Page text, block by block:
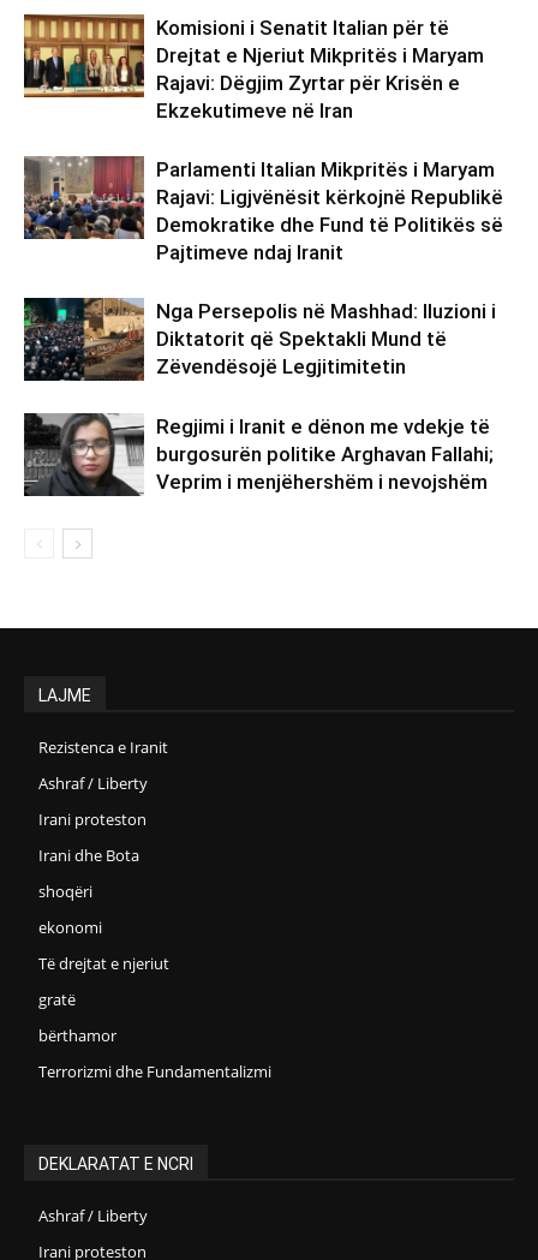
Komisioni i Senatit Italian për të
Drejtat e Njeriut Mikpritës i Maryam
Rajavi: Dëgjim Zyrtar për Krisën e
Ekzekutimeve në Iran
Parlamenti Italian Mikpritës i Maryam
Rajavi: Ligjvënësit kërkojnë Republikë
Demokratike dhe Fund të Politikës së
Pajtimeve ndaj Iranit
Nga Persepolis në Mashhad: Iluzioni i
Diktatorit që Spektakli Mund të
Zëvendësojë Legjitimitetin
Regjimi i Iranit e dënon me vdekje të
burgosurën politike Arghavan Fallahi;
Veprim i menjëhershëm i nevojshëm
LAJME
Rezistenca e Iranit
Ashraf / Liberty
Irani proteston
Irani dhe Bota
shoqëri
ekonomi
Të drejtat e njeriut
gratë
bërthamor
Terrorizmi dhe Fundamentalizmi
DEKLARATAT E NCRI
Ashraf / Liberty
Irani proteston